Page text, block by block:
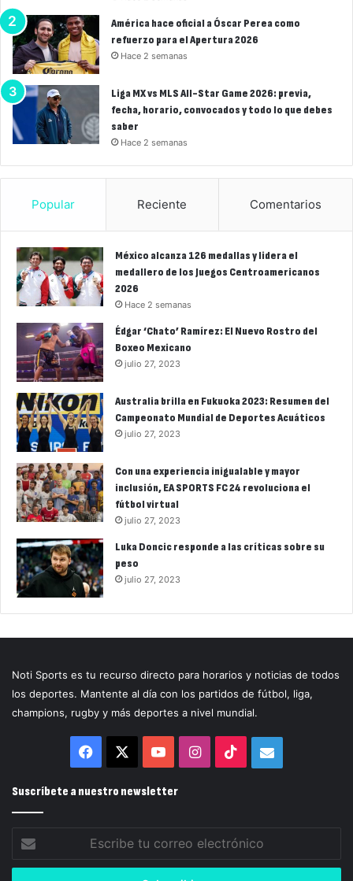
América hace oficial a Óscar Perea como
refuerzo para el Apertura 2026
Hace 2 semanas
Liga MX vs MLS All-Star Game 2026: previa,
fecha, horario, convocados y todo lo que debes
saber
Hace 2 semanas
Popular Reciente Comentarios
México alcanza 126 medallas y lidera el
medallero de los Juegos Centroamericanos
2026
Hace 2 semanas
Édgar ‘Chato’ Ramírez: El Nuevo Rostro del
Boxeo Mexicano
julio 27, 2023
Australia brilla en Fukuoka 2023: Resumen del
Campeonato Mundial de Deportes Acuáticos
julio 27, 2023
Con una experiencia inigualable y mayor
inclusión, EA SPORTS FC 24 revoluciona el
fútbol virtual
julio 27, 2023
Luka Doncic responde a las críticas sobre su
peso
julio 27, 2023
Noti Sports es tu recurso directo para horarios y noticias de todos
los deportes. Mantente al día con los partidos de fútbol, liga,
champions, rugby y más deportes a nivel mundial.
Facebook YouTubeInstagram
TikTokCorreo
Suscríbete a nuestro newsletter
correo